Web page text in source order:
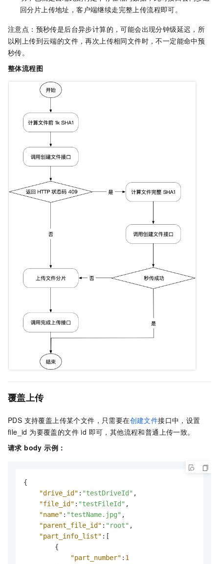
回分片上传地址，客户端继续走完整上传流程即可。
注意点：预秒传是后台异步计算的，可能会出现分钟级延迟，所
以刚上传到云端的文件，再次上传相同文件时，不一定能命中预
秒传。
整体流程图
覆盖上传
PDS 支持覆盖上传某个文件，只需要在创建文件接口中，设置
file_id 为要覆盖的文件 id 即可，其他流程和普通上传一致。
请求 body 示例：
{
"drive_id" : "testDriveId" ,
"file_id" : "testFileId" ,
"name" : "testName.jpg" ,
"parent_file_id" : "root" ,
"part_info_list" : [
{
"part_number" : 1